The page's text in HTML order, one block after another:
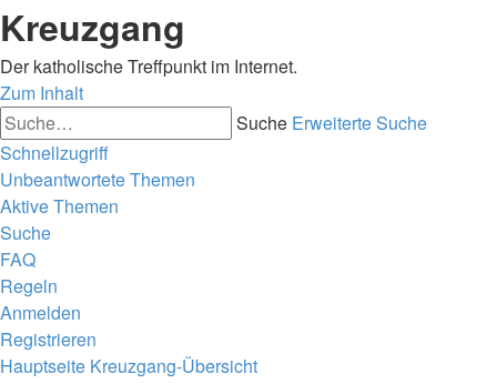
Kreuzgang
Der katholische Treffpunkt im Internet.
Zum Inhalt
Suche Erweiterte Suche
Schnellzugriff
Unbeantwortete Themen
Aktive Themen
Suche
FAQ
Regeln
Anmelden
Registrieren
Hauptseite Kreuzgang-Übersicht